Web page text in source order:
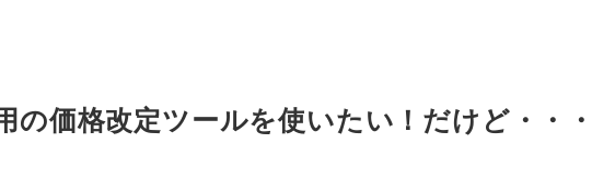
価格改定ツールを使いたい！だけど・・・